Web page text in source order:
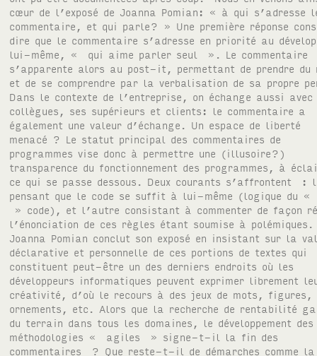
cœur de l’exposé de Joanna Pomian: « à qui s’adresse
commentaire, et qui parle? » Une première réponse
dire que le commentaire s’adresse en priorité au
lui-même, « qui aime parler seul ». Le commentaire
s’apparente alors au post-it, permettant de prendre du
et de se comprendre par la verbalisation de sa propre
Dans le contexte de l’entreprise, on échange aussi avec
collègues, ses supérieurs et clients: le commentaire a
également une valeur d’échange. Un espace de liberté
menacé ? Le statut principal des commentaires de
programmes vise donc à permettre une (illusoire?)
transparence du fonctionnement des programmes, à
ce qui se passe dessous. Deux courants s’affrontent :
pensant que le code se suffit à lui-même (logique du «
» code), et l’autre consistant à commenter de façon
l’énonciation de ces règles étant soumise à polémiques.
Joanna Pomian conclut son exposé en insistant sur la
déclarative et personnelle de ces portions de textes qui
constituent peut-être un des derniers endroits où les
développeurs informatiques peuvent exprimer librement
créativité, d’où le recours à des jeux de mots, figures,
ornements, etc. Alors que la recherche de rentabilité
du terrain dans tous les domaines, le développement des
méthodologies « agiles » signe-t-il la fin des
commentaires ? Que reste-t-il de démarches comme